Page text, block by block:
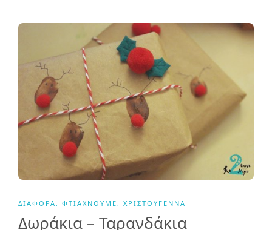
ΔΙΆΦΟΡΑ , ΦΤΙΆΧΝΟΥΜΕ , ΧΡΙΣΤΟΎΓΕΝΝΑ
Δωράκια – Ταρανδάκια